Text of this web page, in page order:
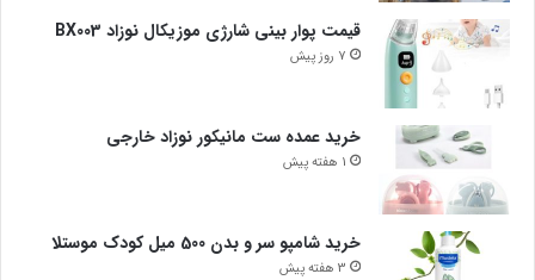
قیمت پوار بینی شارژی موزیکال نوزاد BX003
7 روز پیش
خرید عمده ست مانیکور نوزاد خارجی
1 هفته پیش
خرید شامپو سر و بدن 500 میل کودک موستلا
3 هفته پیش